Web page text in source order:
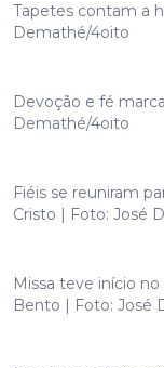
Tapetes contam a
Demathé/4oito
Devoção e fé
Demathé/4oito
Fiéis se reuniram
Cristo | Foto: José
Missa teve início
Bento | Foto: José